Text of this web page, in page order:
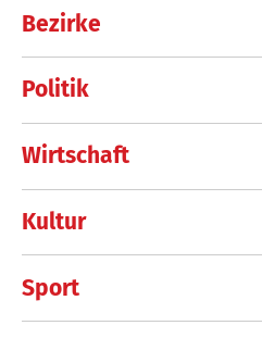
Bezirke
Politik
Wirtschaft
Kultur
Sport